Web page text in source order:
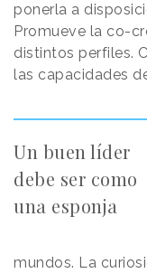
ponerla a
Promueve la co-
distintos perfiles.
las capacidades
Un buen líder
debe ser como
una esponja
mundos. La